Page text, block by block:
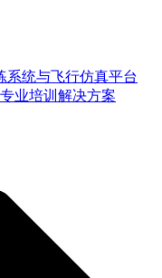
系统与飞行仿真平台
业培训解决方案